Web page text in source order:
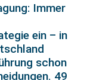
Immer
ein – in
schon
49